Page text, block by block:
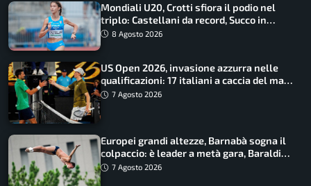
Mondiali U20, Crotti sfiora il podio nel
triplo: Castellani da record, Succo in
finale
8 Agosto 2026
US Open 2026, invasione azzurra nelle
qualificazioni: 17 italiani a caccia del main
draw7 Agosto 2026
Europei grandi altezze, Barnabà sogna il
colpaccio: è leader a metà gara, Baraldi
ancora in corsa
7 Agosto 2026